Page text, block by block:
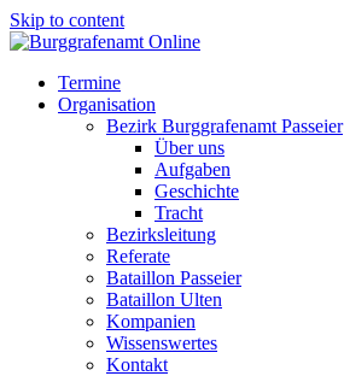
Skip to content
Termine
Organisation
Bezirk Burggrafenamt Passeier
Über uns
Aufgaben
Geschichte
Tracht
Bezirksleitung
Referate
Bataillon Passeier
Bataillon Ulten
Kompanien
Wissenswertes
Kontakt